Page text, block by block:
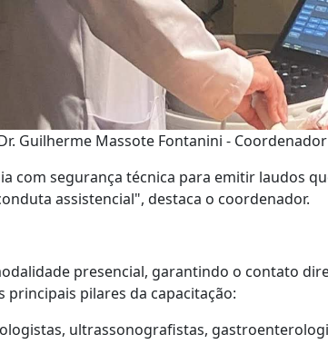
Guilherme Massote Fontanini -
com segurança técnica para emitir laudos
assistencial", destaca o coordenador.
presencial, garantindo o contato
principais pilares da capacitação:
ultrassonografistas,